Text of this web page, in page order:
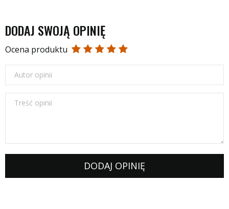
DODAJ SWOJĄ OPINIĘ
Ocena produktu
Autor opinii
Treść opinii
DODAJ OPINIĘ